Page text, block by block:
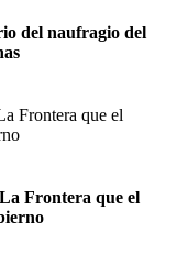
del naufragio del
Frontera que el